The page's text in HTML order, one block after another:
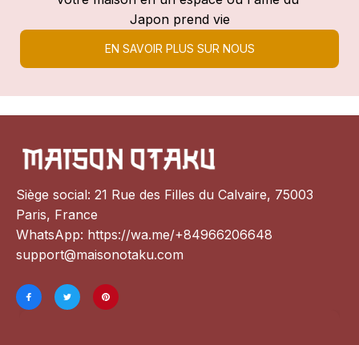
Japon prend vie
EN SAVOIR PLUS SUR NOUS
Siège social: 21 Rue des Filles du Calvaire, 75003
Paris, France
WhatsApp: https://wa.me/+84966206648
support@maisonotaku.com